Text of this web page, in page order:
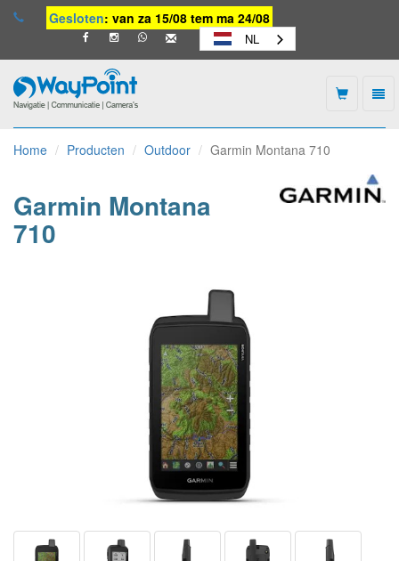
Gesloten: van za 15/08 tem ma 24/08
NL
-
naar
Home Producten Outdoor Garmin Montana 710
Garmin Montana
710